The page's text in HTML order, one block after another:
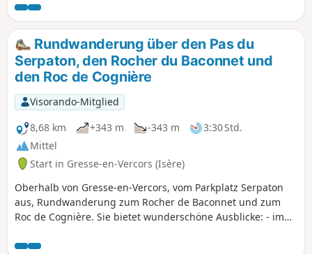
auf den berühmten Mont Aiguille. Unterwegs kommen Sie
an der schönen Buche namens Arbre à Mimi vorbei.
Rundwanderung über den Pas du
Serpaton, den Rocher du Baconnet und
den Roc de Cognière
Visorando-Mitglied
8,68 km
+343 m -343 m
3:30 Std.
Mittel
Start in Gresse-en-Vercors (Isère)
Oberhalb von Gresse-en-Vercors, vom Parkplatz Serpaton
aus, Rundwanderung zum Rocher de Baconnet und zum
Roc de Cognière. Sie bietet wunderschöne Ausblicke: - im
im Süden auf den Mont Aiguille, - im Osten auf Monestier-